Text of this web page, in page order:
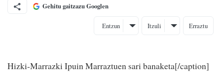
Gehitu gaitzazu Googlen
Entzun Itzuli Erraztu
Hizki-Marrazki Ipuin Marraztuen sari banaketa[/caption]